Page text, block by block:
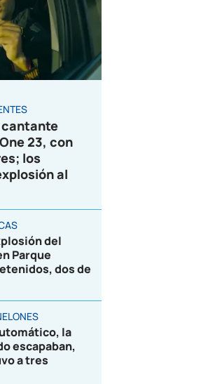
cantante
23, con
los
al
del
Parque
dos de
la
escapaban,
a tres